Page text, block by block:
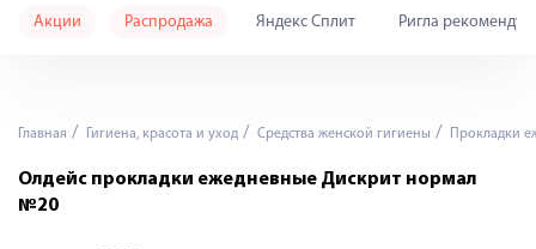
Акции Распродажа Яндекс Сплит Ригла
Главная Гигиена, красота и уход Средства женской гигиены Прокладки
Олдейс прокладки ежедневные Дискрит нормал
№20